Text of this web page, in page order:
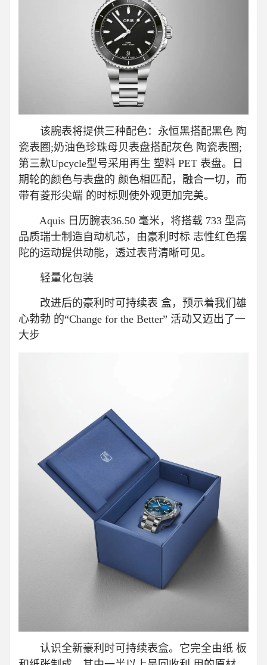
该腕表将提供三种配色：永恒黑搭配黑色 陶
瓷表圈;奶油色珍珠母贝表盘搭配灰色 陶瓷表圈;
第三款Upcycle型号采用再生 塑料 PET 表盘。日
期轮的颜色与表盘的 颜色相匹配，融合一切，而
带有菱形尖端 的时标则使外观更加完美。
Aquis 日历腕表36.50 毫米，将搭载 733 型高
品质瑞士制造自动机芯，由豪利时标 志性红色摆
陀的运动提供动能，透过表背清晰可见。
轻量化包装
改进后的豪利时可持续表 盒，预示着我们雄
心勃勃 的“Change for the Better” 活动又迈出了一
大步
认识全新豪利时可持续表盒。它完全由纸 板